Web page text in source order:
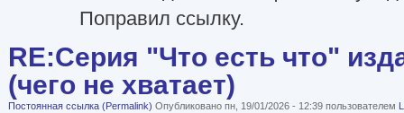
Поправил ссылку.
RE:Серия "Что есть что"
(чего не хватает)
Постоянная ссылка (Permalink) Опубликовано пн, 19/01/2026 - 12:39 пользователем